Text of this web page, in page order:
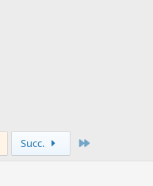
Succ.